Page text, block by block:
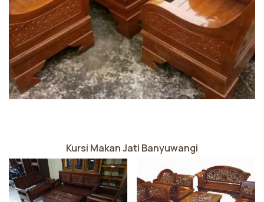
Kursi Makan Jati Banyuwangi